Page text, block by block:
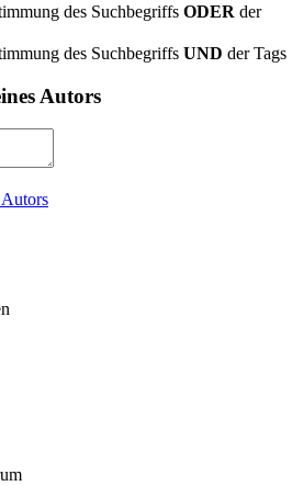
des Suchbegriffs ODER der
des Suchbegriffs UND der Tags
Autors
Autors